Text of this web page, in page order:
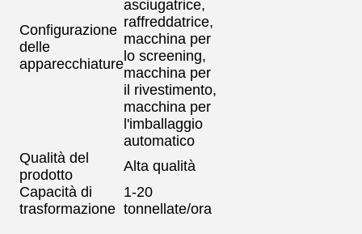
Configurazione
delle
apparecchiature
asciugatrice,
raffreddatrice,
macchina per
lo screening,
macchina per
il rivestimento,
macchina per
l'imballaggio
automatico
Qualità del
prodotto
Alta qualità
Capacità di
trasformazione
1-20
tonnellate/ora